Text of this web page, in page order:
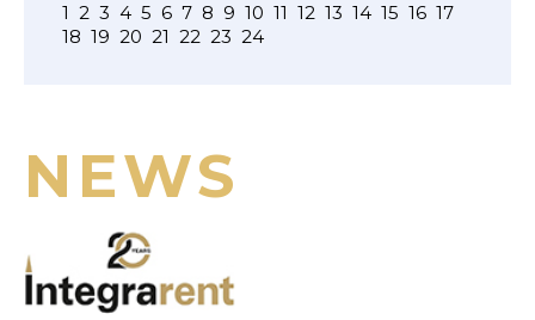
1 2 3 4 5 6 7 8 9 10 11 12 13 14 15 16 17
18 19 20 21 22 23 24
NEWS